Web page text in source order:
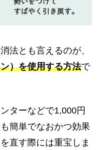
法とも言えるのが、
）を使用する方法で
ターなどで1,000円
簡単でなおかつ効果
直す際には重宝しま